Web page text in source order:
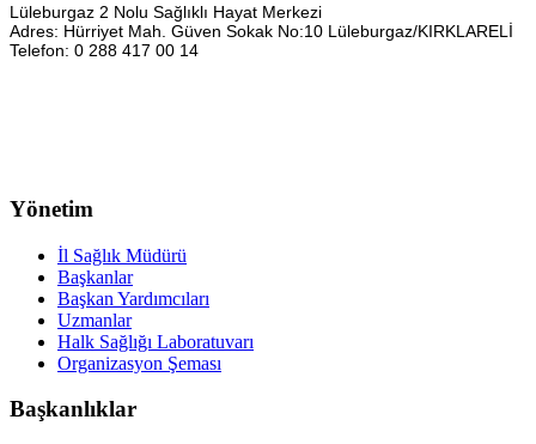
Lüleburgaz 2 Nolu Sağlıklı Hayat Merkezi
Adres: Hürriyet Mah. Güven Sokak No:10 Lüleburgaz/KIRKLARELİ
Telefon: 0 288 417 00 14
Yönetim
İl Sağlık Müdürü
Başkanlar
Başkan Yardımcıları
Uzmanlar
Halk Sağlığı Laboratuvarı
Organizasyon Şeması
Başkanlıklar